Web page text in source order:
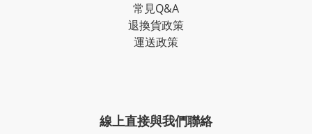
常見Q&A
退換貨政策
運送政策
線上直接與我們聯絡